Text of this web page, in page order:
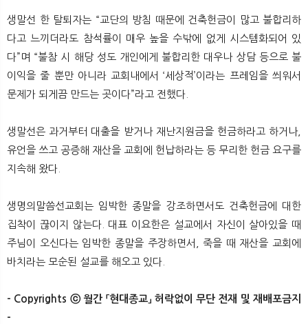
생말선 한 탈퇴자는 “교단의 방침 때문에 건축헌금이 많고 불합리하
다고 느끼더라도 참석률이 매우 높을 수밖에 없게 시스템화되어 있
다”며 “불참 시 해당 성도 개인에게 불합리한 대우나 상담 등으로 불
이익을 줄 뿐만 아니라 교회내에서 ‘세상적’이라는 프레임을 씌워서
문제가 되게끔 만드는 곳이다”라고 전했다.
생말선은 과거부터 대출을 받거나 재난지원금을 헌금하라고 하거나,
유언을 쓰고 공증해 재산을 교회에 헌납하라는 등 무리한 헌금 요구를
지속해 왔다.
생명의말씀선교회는 임박한 종말을 강조하면서도 건축헌금에 대한
집착이 끊이지 않는다. 대표 이요한은 설교에서 자신이 살아있을 때
주님이 오신다는 임박한 종말을 주장하면서, 죽을 때 재산을 교회에
바치라는 모순된 설교를 해오고 있다.
- Copyrights ⓒ 월간 「현대종교」 허락없이 무단 전재 및 재배포금지
- ​